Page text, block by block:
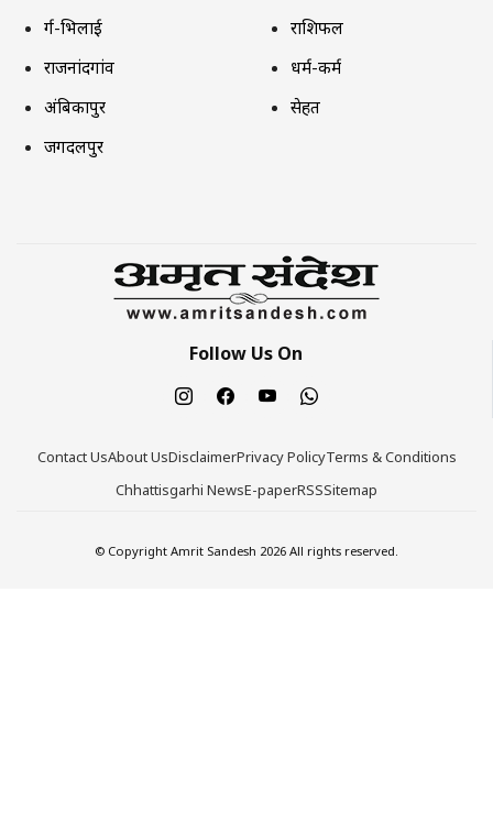
दुर्ग-भिलाई
राजनांदगांव
अंबिकापुर
जगदलपुर
राशिफल
धर्म-कर्म
सेहत
Follow Us On
Contact UsAbout UsDisclaimerPrivacy PolicyTerms & Conditions
Chhattisgarhi NewsE-paperRSSSitemap
© Copyright Amrit Sandesh 2026 All rights reserved.